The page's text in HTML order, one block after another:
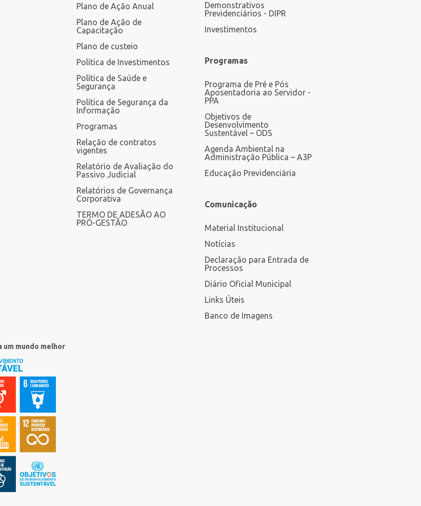
Plano de Ação Anual
Plano de Ação de
Capacitação
Plano de custeio
Política de Investimentos
Política de Saúde e
Segurança
Política de Segurança da
Informação
Programas
Relação de contratos
vigentes
Relatório de Avaliação do
Passivo Judicial
Relatórios de Governança
Corporativa
TERMO DE ADESÃO AO
PRÓ-GESTÃO
Demonstrativos
Previdenciários - DIPR
Investimentos
Programas
Programa de Pré e Pós
Aposentadoria ao Servidor -
PPA
Objetivos de
Desenvolvimento
Sustentável – ODS
Agenda Ambiental na
Administração Pública – A3P
Educação Previdenciária
Comunicação
Material Institucional
Notícias
Declaração para Entrada de
Processos
Diário Oficial Municipal
Links Úteis
Banco de Imagens
um mundo melhor